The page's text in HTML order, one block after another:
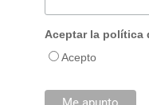
Aceptar la política
Acepto